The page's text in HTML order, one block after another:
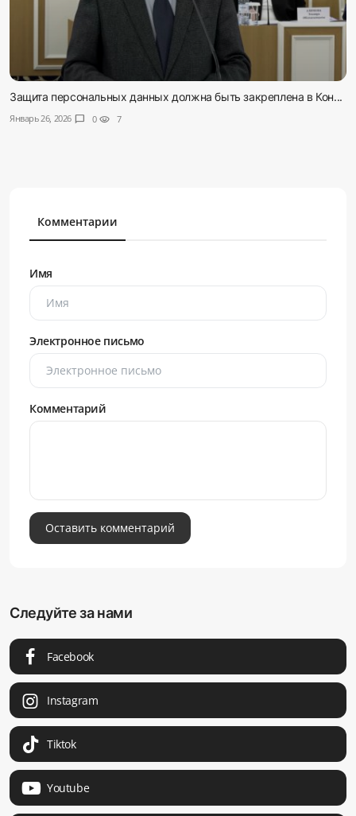
Защита персональных данных должна быть закреплена в Кон...
Январь 26, 2026 chat_bubble 0 visibility 7
Комментарии
Имя
Электронное письмо
Комментарий
Оставить комментарий
Следуйте за нами
Facebook
Instagram
Tiktok
Youtube